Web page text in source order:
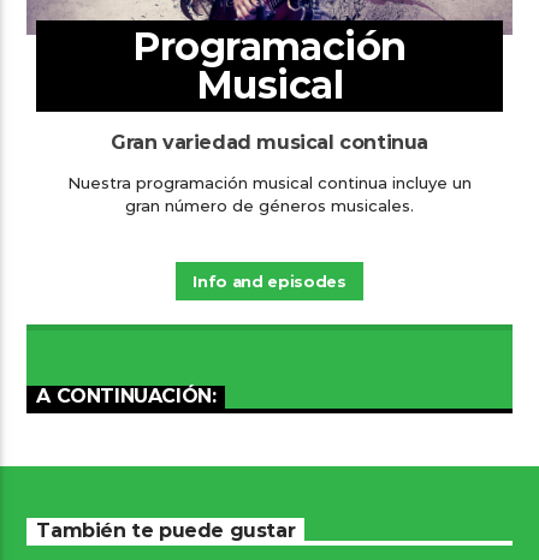
Programación
Musical
Gran variedad musical continua
Nuestra programación musical continua incluye un
gran número de géneros musicales.
Info and episodes
A CONTINUACIÓN:
También te puede gustar